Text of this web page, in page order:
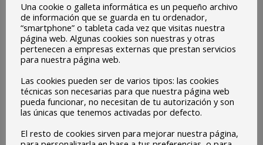
Una cookie o galleta informática es un pequeño archivo
de información que se guarda en tu ordenador,
“smartphone” o tableta cada vez que visitas nuestra
página web. Algunas cookies son nuestras y otras
pertenecen a empresas externas que prestan servicios
para nuestra página web.
Las cookies pueden ser de varios tipos: las cookies
técnicas son necesarias para que nuestra página web
pueda funcionar, no necesitan de tu autorización y son
las únicas que tenemos activadas por defecto.
El resto de cookies sirven para mejorar nuestra página,